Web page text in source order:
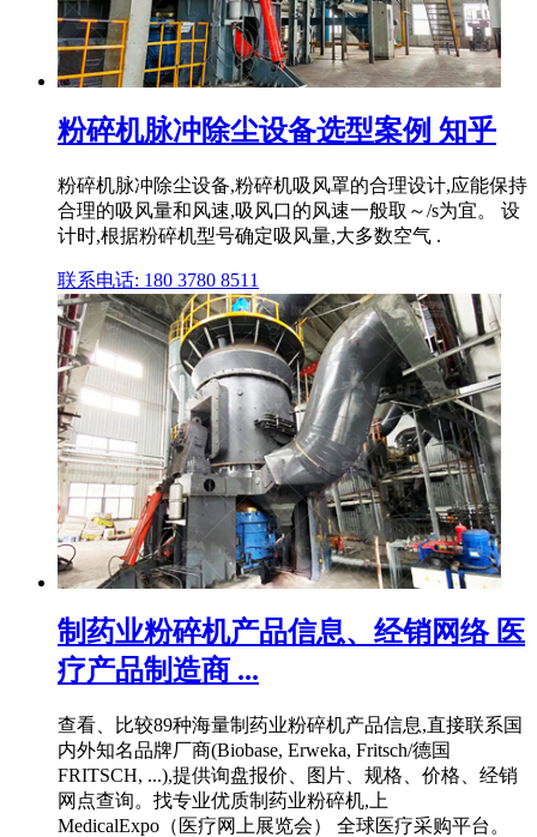
粉碎机脉冲除尘设备选型案例 知乎
粉碎机脉冲除尘设备,粉碎机吸风罩的合理设计,应能保持
合理的吸风量和风速,吸风口的风速一般取～/s为宜。 设
计时,根据粉碎机型号确定吸风量,大多数空气 .
联系电话: 180 3780 8511
制药业粉碎机产品信息、经销网络 医
疗产品制造商 ...
查看、比较89种海量制药业粉碎机产品信息,直接联系国
内外知名品牌厂商(Biobase, Erweka, Fritsch/德国
FRITSCH, ...),提供询盘报价、图片、规格、价格、经销
网点查询。找专业优质制药业粉碎机,上
MedicalExpo（医疗网上展览会） 全球医疗采购平台。